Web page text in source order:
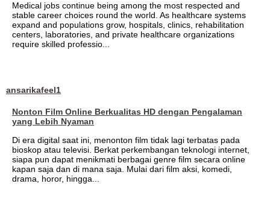
Medical jobs continue being among the most respected and
stable career choices round the world. As healthcare systems
expand and populations grow, hospitals, clinics, rehabilitation
centers, laboratories, and private healthcare organizations
require skilled professio...
ansarikafeel1
Nonton Film Online Berkualitas HD dengan Pengalaman
yang Lebih Nyaman
Di era digital saat ini, menonton film tidak lagi terbatas pada
bioskop atau televisi. Berkat perkembangan teknologi internet,
siapa pun dapat menikmati berbagai genre film secara online
kapan saja dan di mana saja. Mulai dari film aksi, komedi,
drama, horor, hingga...